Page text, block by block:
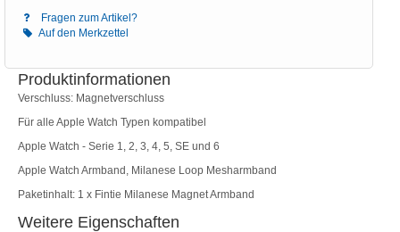
Fragen zum Artikel?
Auf den Merkzettel
Produktinformationen
Verschluss: Magnetverschluss
Für alle Apple Watch Typen kompatibel
Apple Watch - Serie 1, 2, 3, 4, 5, SE und 6
Apple Watch Armband, Milanese Loop Mesharmband
Paketinhalt: 1 x Fintie Milanese Magnet Armband
Weitere Eigenschaften